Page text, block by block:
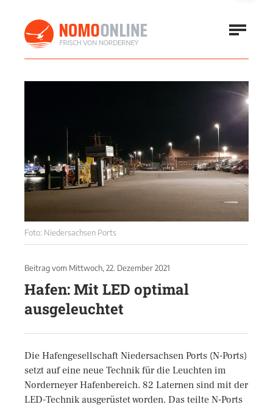
Foto: Niedersachsen Ports
Beitrag vom Mittwoch, 22. Dezember 2021
Hafen: Mit LED optimal
ausgeleuchtet
Die Hafengesellschaft Niedersachsen Ports (N-Ports)
setzt auf eine neue Technik für die Leuchten im
Norderneyer Hafenbereich. 82 Laternen sind mit der
LED-Technik ausgerüstet worden. Das teilte N-Ports